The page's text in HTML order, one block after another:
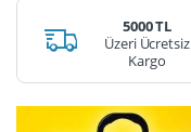
5000 TL
Üzeri Ücretsiz
Kargo